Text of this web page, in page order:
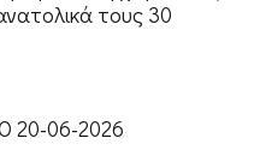
τους 30
20-06-2026